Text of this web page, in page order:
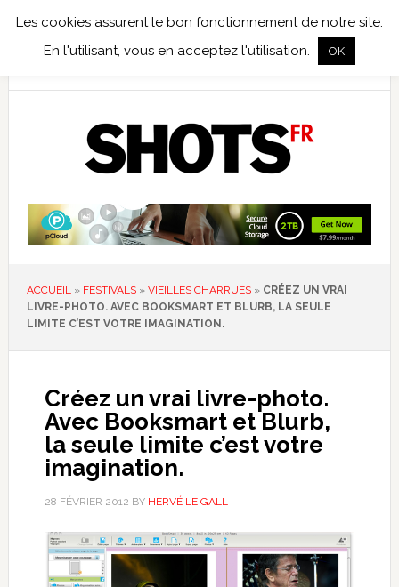
ACCUEIL » FESTIVALS» VIEILLES CHARRUES» CRÉEZ UN VRAI
LIVRE-PHOTO. AVEC BOOKSMART ET BLURB, LA SEULE
LIMITE C’EST VOTRE IMAGINATION.
Créez un vrai livre-photo.
Avec Booksmart et Blurb,
la seule limite c’est votre
imagination.
28 FÉVRIER 2012 BY HERVÉ LE GALL
Les cookies assurent le bon fonctionnement de notre site.
En l'utilisant, vous en acceptez l'utilisation.
OK